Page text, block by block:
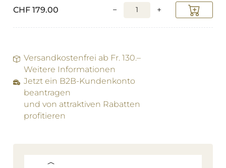
CHF179.00 − +
Versandkostenfrei ab Fr. 130.–
Weitere Informationen
Jetzt ein B2B-Kundenkonto
beantragen
und von attraktiven Rabatten
profitieren